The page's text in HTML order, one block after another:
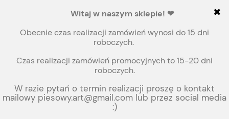
Witajw naszym sklepie! ❤
Obecnie czas realizacji zamówień wynosi do 15 dni
roboczych.
Czas realizacji zamówień promocyjnych to 15-20 dni
roboczych.
W razie pytań o termin realizacji proszę o kontakt
mailowy piesowy.art@gmail.com lub przez social media
:)